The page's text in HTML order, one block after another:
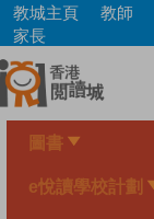
Skip
main
content
教城主頁 教師
家長
圖書
e悅讀學校計劃